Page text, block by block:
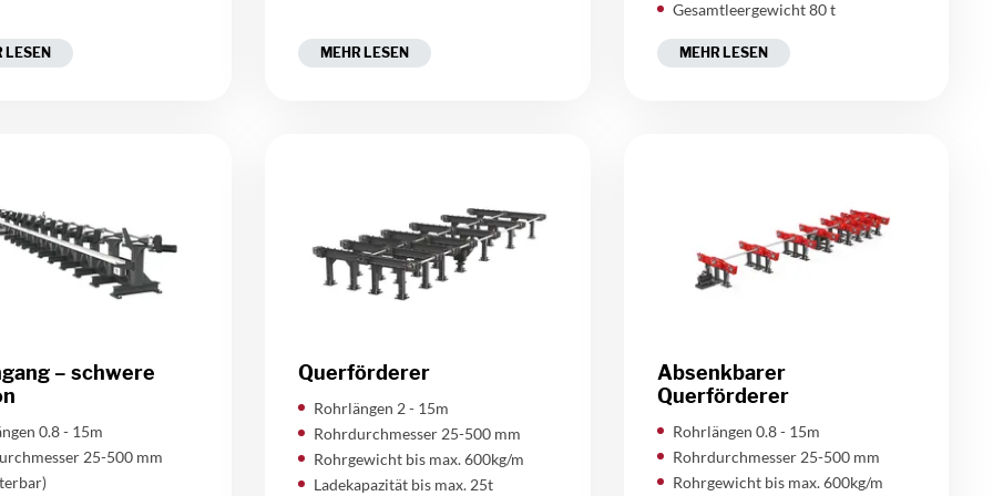
LESEN MEHR LESEN
Gesamtleergewicht 80 t
MEHR LESEN
– schwere
0.8 - 15m
25-500 mm
Querförderer
Rohrlängen 2 - 15m
Rohrdurchmesser 25-500 mm
Rohrgewicht bis max. 600kg/m
Ladekapazität bis max. 25t
Absenkbarer
Querförderer
Rohrlängen 0.8 - 15m
Rohrdurchmesser 25-500 mm
Rohrgewicht bis max. 600kg/m